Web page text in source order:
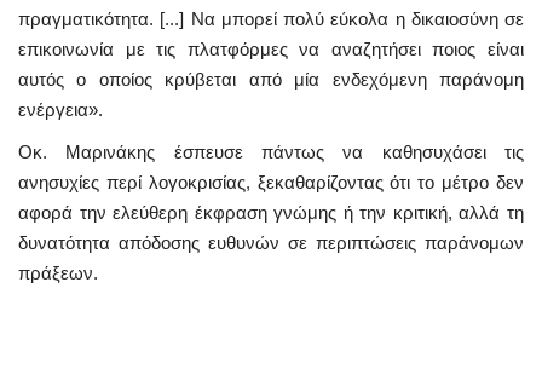
πραγματικότητα. [...] Να μπορεί πολύ εύκολα η δικαιοσύνη σε
επικοινωνία με τις πλατφόρμες να αναζητήσει ποιος είναι
αυτός ο οποίος κρύβεται από μία ενδεχόμενη παράνομη
ενέργεια».
Oκ. Μαρινάκης έσπευσε πάντως να καθησυχάσει τις
ανησυχίες περί λογοκρισίας, ξεκαθαρίζοντας ότι το μέτρο δεν
αφορά την ελεύθερη έκφραση γνώμης ή την κριτική, αλλά τη
δυνατότητα απόδοσης ευθυνών σε περιπτώσεις παράνομων
πράξεων.